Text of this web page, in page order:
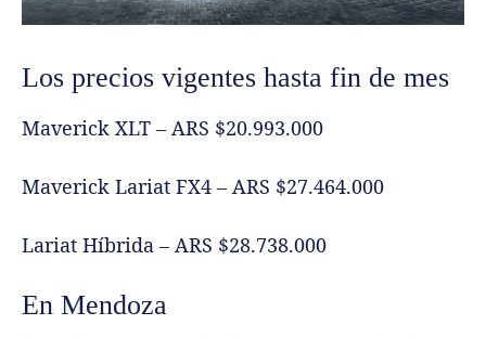
Los precios vigentes hasta fin de mes
Maverick XLT – ARS $20.993.000
Maverick Lariat FX4 – ARS $27.464.000
Lariat Híbrida – ARS $28.738.000
En Mendoza